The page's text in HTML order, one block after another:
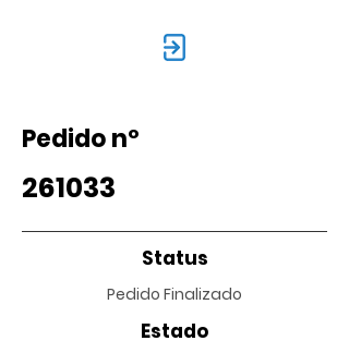
Pedido nº
261033
Status
Pedido Finalizado
Estado